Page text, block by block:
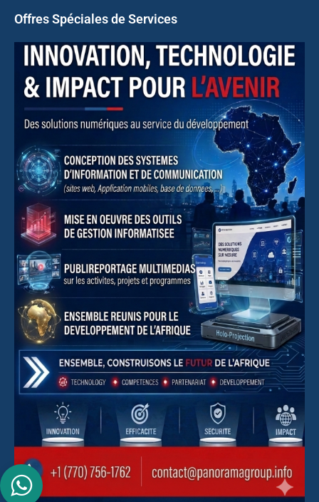
Offres Spéciales de Services